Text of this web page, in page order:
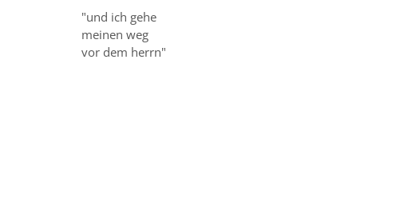
"und ich gehe
meinen weg
vor dem herrn"